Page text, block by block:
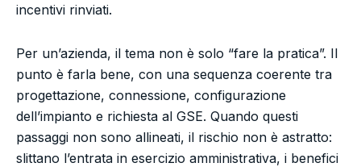
incentivi rinviati.
Per un’azienda, il tema non è solo “fare la pratica”. Il
punto è farla bene, con una sequenza coerente tra
progettazione, connessione, configurazione
dell’impianto e richiesta al GSE. Quando questi
passaggi non sono allineati, il rischio non è astratto:
slittano l’entrata in esercizio amministrativa, i benefici